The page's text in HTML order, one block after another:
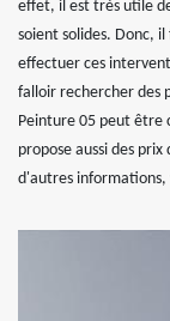
effet, il est très utile
soient solides. Donc,
effectuer ces
falloir rechercher des
Peinture 05 peut être
propose aussi des prix
d'autres